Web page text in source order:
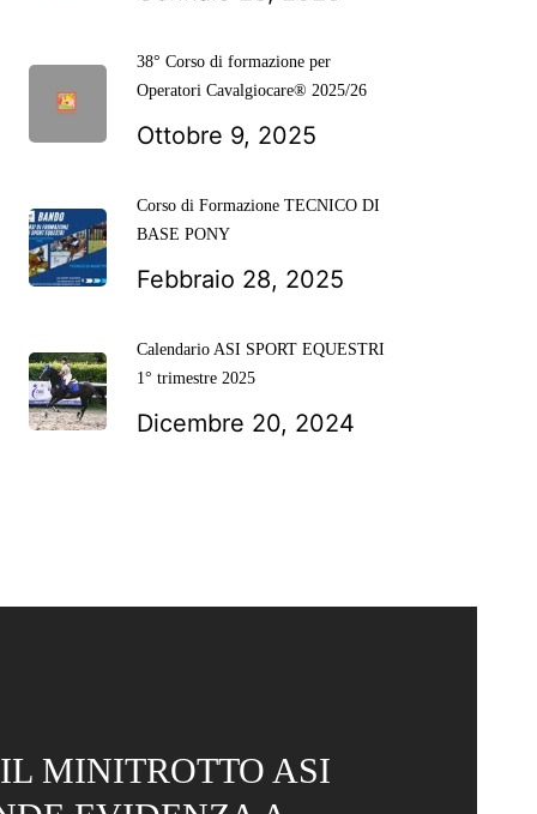
38° Corso di formazione per
Operatori Cavalgiocare® 2025/26
Ottobre 9, 2025
Corso di Formazione TECNICO DI
BASE PONY
Febbraio 28, 2025
Calendario ASI SPORT EQUESTRI
1° trimestre 2025
Dicembre 20, 2024
MINITROTTO ASI